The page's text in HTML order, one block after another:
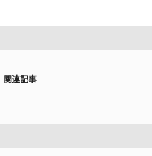
関連記事